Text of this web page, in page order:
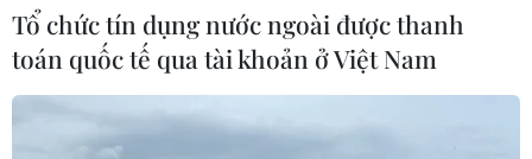
Tổ chức tín dụng nước ngoài được thanh
toán quốc tế qua tài khoản ở Việt Nam